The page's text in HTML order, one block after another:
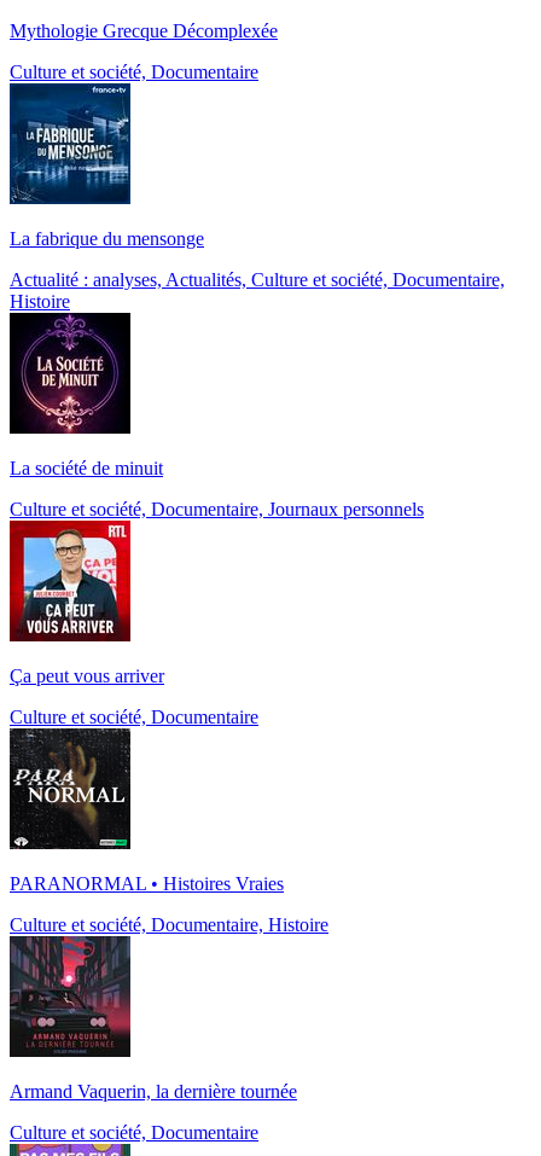
Mythologie Grecque Décomplexée
Culture et société, Documentaire
La fabrique du mensonge
Actualité : analyses, Actualités, Culture et société, Documentaire,
Histoire
La société de minuit
Culture et société, Documentaire, Journaux personnels
Ça peut vous arriver
Culture et société, Documentaire
PARANORMAL • Histoires Vraies
Culture et société, Documentaire, Histoire
Armand Vaquerin, la dernière tournée
Culture et société, Documentaire